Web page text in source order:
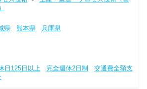
県 熊本県
兵庫県
日125日以上 完全週休2日制
交通費全額支